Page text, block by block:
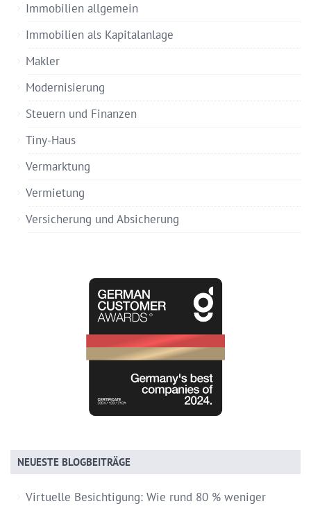
Immobilien allgemein
Immobilien als Kapitalanlage
Makler
Modernisierung
Steuern und Finanzen
Tiny-Haus
Vermarktung
Vermietung
Versicherung und Absicherung
NEUESTE BLOGBEITRÄGE
Virtuelle Besichtigung: Wie rund 80 % weniger